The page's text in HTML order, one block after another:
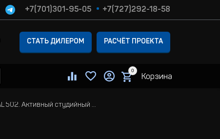
+7(701)301-95-05 +7(727)292-18-58
СТАТЬ ДИЛЕРОМ РАСЧЁТ ПРОЕКТА
0
Корзина
TANNOY REVEAL 502. Активный студийный монитор